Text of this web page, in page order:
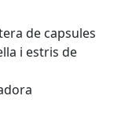
de capsules
i estris de